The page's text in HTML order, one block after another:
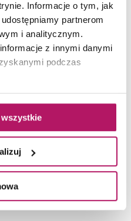
Informacje o tym, jak
partnerom
i analitycznym.
z innymi danymi
podczas
schodach
z płytek,
wykonanie cokołu z
schodowy wykonany z
tak zaaranżowane
do utrzymania w
cokołu